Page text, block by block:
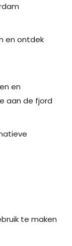
en ontdek
en
aan de fjord
te maken